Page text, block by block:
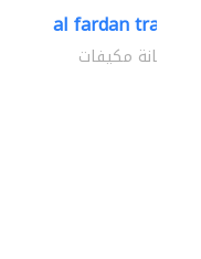
al fardan trading..
صيانة مكيفات